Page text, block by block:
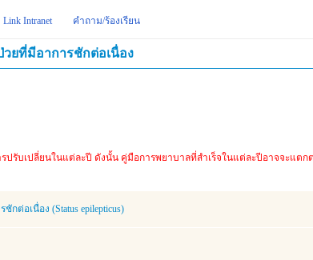
Link Intranet คำถาม/ร้องเรียน
ยที่มีอาการชักต่อเนื่อง
ปรับเปลี่ยนในแต่ละปี ดังนั้น คู่มือการพยาบาลที่สำเร็จในแต่ละปีอาจจะแต
ต่อเนื่อง (Status epilepticus)